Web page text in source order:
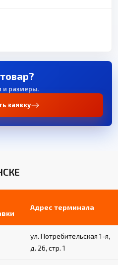
и размеры.
заявку
Адрес терминала
ул. Потребительская 1-я,
д. 26, стр. 1